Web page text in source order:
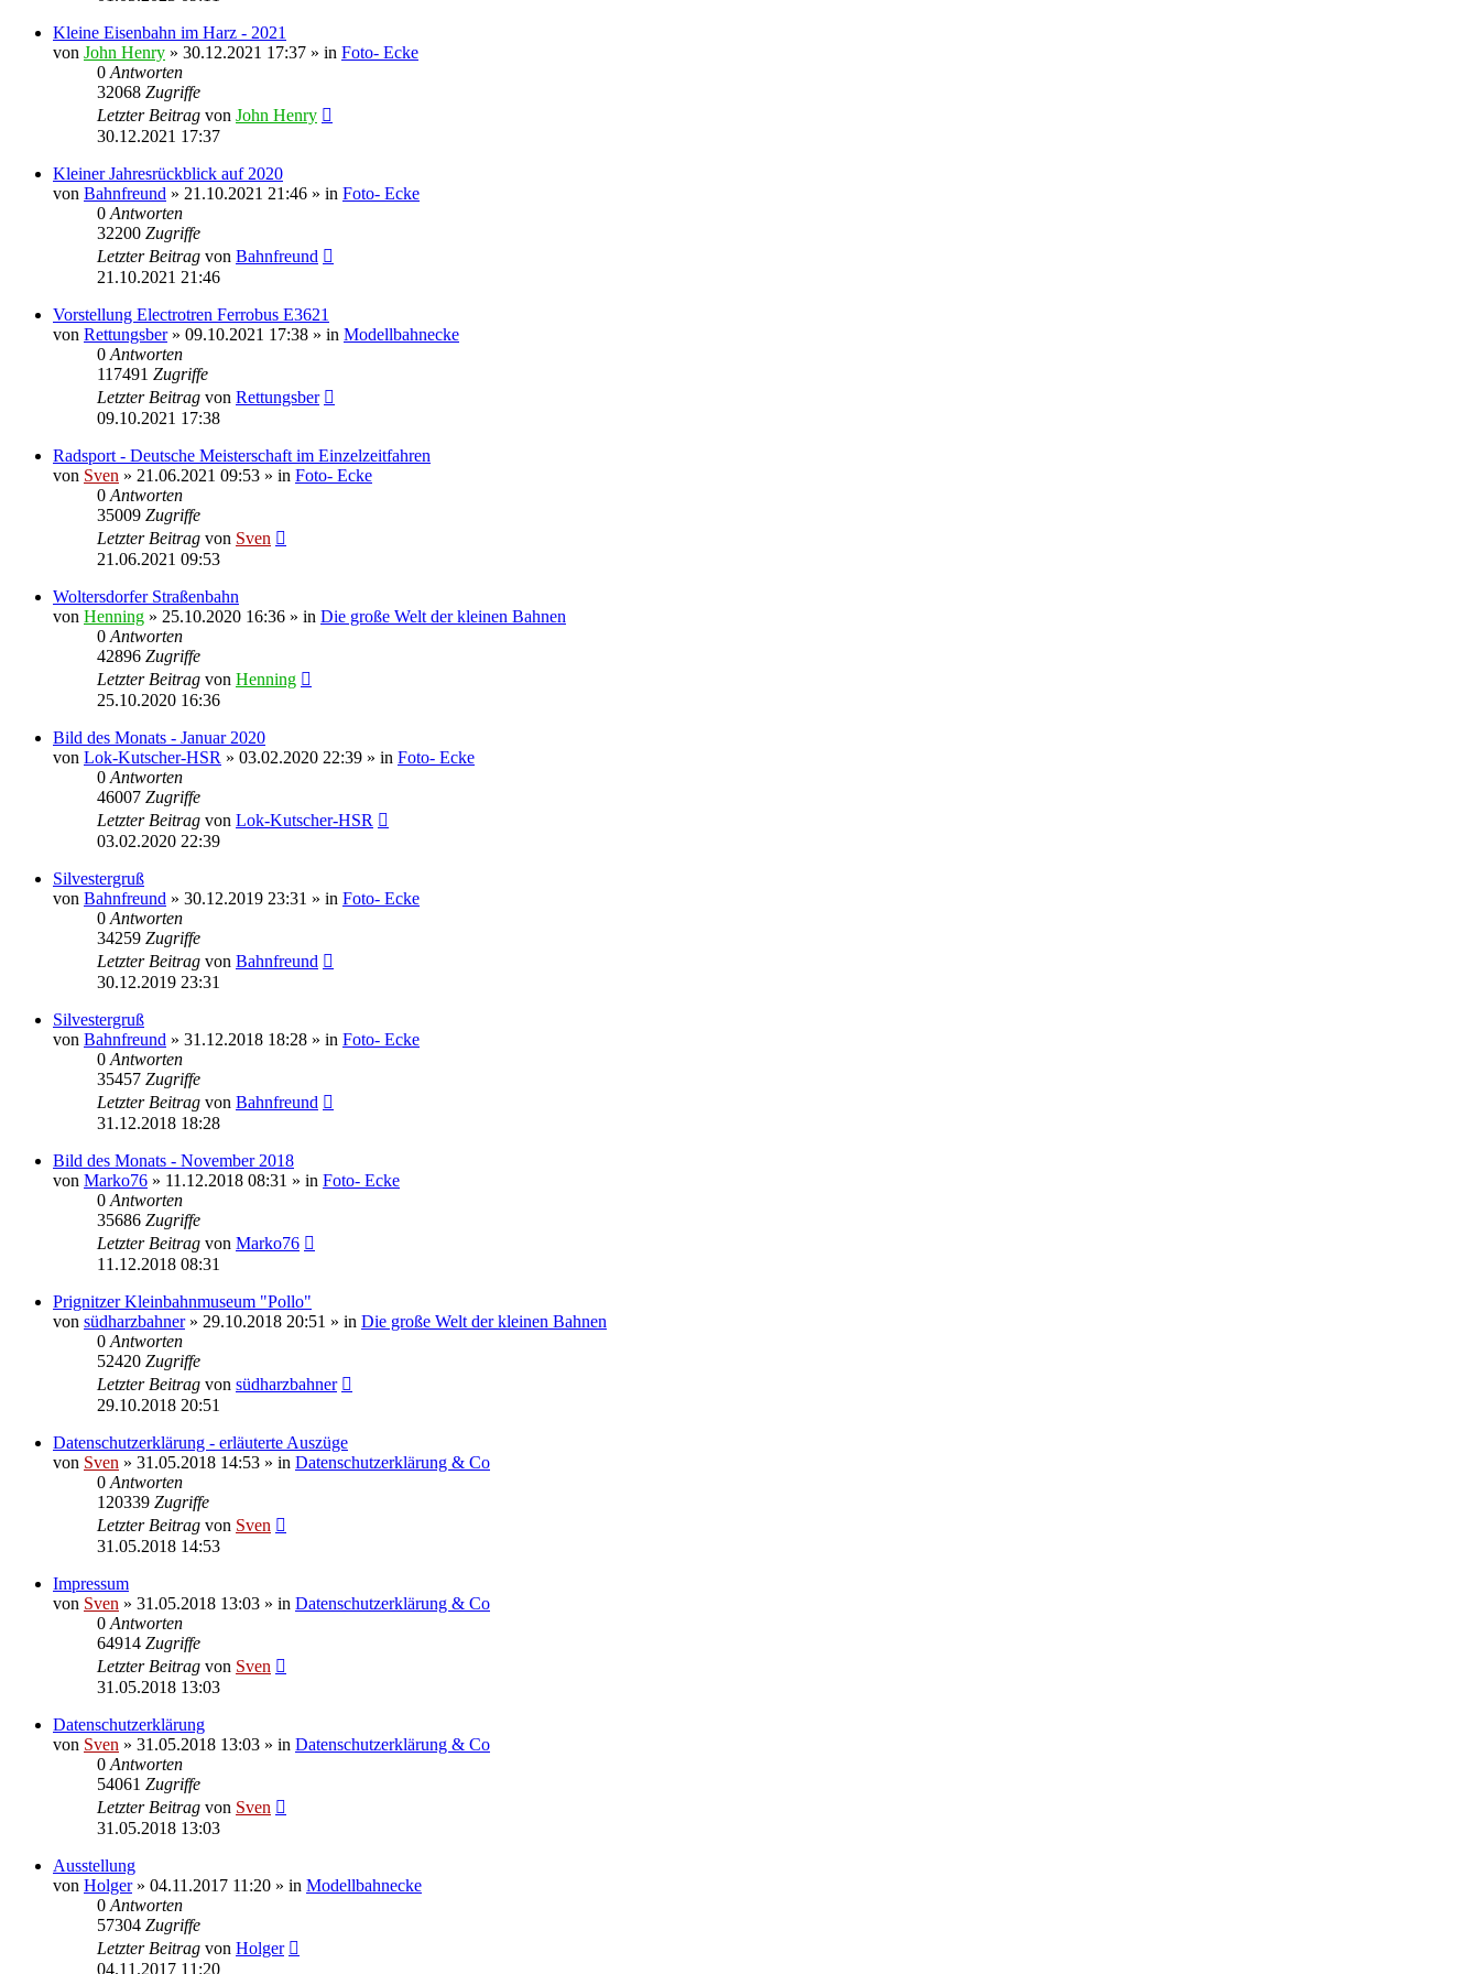
Kleine Eisenbahn im Harz - 2021
von John Henry » 30.12.2021 17:37 » in Foto- Ecke
0 Antworten
32068 Zugriffe
Letzter Beitrag von John Henry
30.12.2021 17:37
Kleiner Jahresrückblick auf 2020
von Bahnfreund » 21.10.2021 21:46 » in Foto- Ecke
0 Antworten
32200 Zugriffe
Letzter Beitrag von Bahnfreund
21.10.2021 21:46
Vorstellung Electrotren Ferrobus E3621
von Rettungsber» 09.10.2021 17:38 » in Modellbahnecke
0 Antworten
117491 Zugriffe
Letzter Beitrag von Rettungsber
09.10.2021 17:38
Radsport - Deutsche Meisterschaft im Einzelzeitfahren
von Sven » 21.06.2021 09:53 » in Foto- Ecke
0 Antworten
35009 Zugriffe
Letzter Beitrag von Sven
21.06.2021 09:53
Woltersdorfer Straßenbahn
von Henning » 25.10.2020 16:36 » in Die große Welt der kleinen Bahnen
0 Antworten
42896 Zugriffe
Letzter Beitrag von Henning
25.10.2020 16:36
Bild des Monats - Januar 2020
von Lok-Kutscher-HSR » 03.02.2020 22:39 » in Foto- Ecke
0 Antworten
46007 Zugriffe
Letzter Beitrag von Lok-Kutscher-HSR
03.02.2020 22:39
Silvestergruß
von Bahnfreund » 30.12.2019 23:31 » in Foto- Ecke
0 Antworten
34259 Zugriffe
Letzter Beitrag von Bahnfreund
30.12.2019 23:31
Silvestergruß
von Bahnfreund » 31.12.2018 18:28 » in Foto- Ecke
0 Antworten
35457 Zugriffe
Letzter Beitrag von Bahnfreund
31.12.2018 18:28
Bild des Monats - November 2018
von Marko76 » 11.12.2018 08:31 » in Foto- Ecke
0 Antworten
35686 Zugriffe
Letzter Beitrag von Marko76
11.12.2018 08:31
Prignitzer Kleinbahnmuseum "Pollo"
von südharzbahner» 29.10.2018 20:51 » in Die große Welt der kleinen Bahnen
0 Antworten
52420 Zugriffe
Letzter Beitrag von südharzbahner
29.10.2018 20:51
Datenschutzerklärung - erläuterte Auszüge
von Sven » 31.05.2018 14:53 » in Datenschutzerklärung & Co
0 Antworten
120339 Zugriffe
Letzter Beitrag von Sven
31.05.2018 14:53
Impressum
von Sven » 31.05.2018 13:03 » in Datenschutzerklärung & Co
0 Antworten
64914 Zugriffe
Letzter Beitrag von Sven
31.05.2018 13:03
Datenschutzerklärung
von Sven » 31.05.2018 13:03 » in Datenschutzerklärung & Co
0 Antworten
54061 Zugriffe
Letzter Beitrag von Sven
31.05.2018 13:03
Ausstellung
von Holger» 04.11.2017 11:20 » in Modellbahnecke
0 Antworten
57304 Zugriffe
Letzter Beitrag von Holger
04.11.2017 11:20